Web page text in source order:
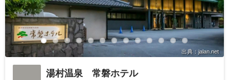
出典：jalan.net
湯村温泉 常磐ホテル